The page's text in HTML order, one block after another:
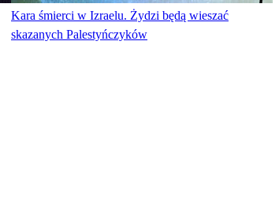
Kara śmierci w Izraelu. Żydzi będą wieszać
skazanych Palestyńczyków